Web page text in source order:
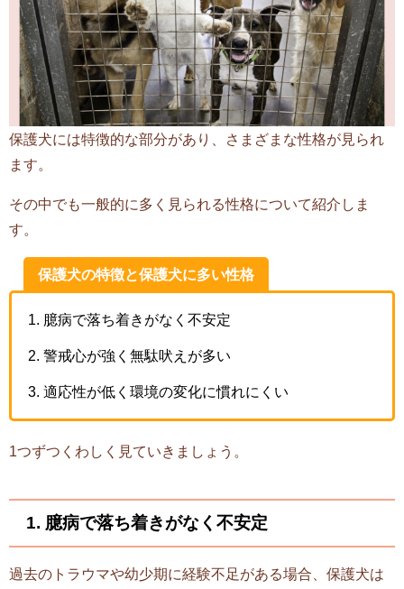
保護犬には特徴的な部分があり、さまざまな性格が見られ
ます。
その中でも一般的に多く見られる性格について紹介しま
す。
保護犬の特徴と保護犬に多い性格
臆病で落ち着きがなく不安定
警戒心が強く無駄吠えが多い
適応性が低く環境の変化に慣れにくい
1つずつくわしく見ていきましょう。
1. 臆病で落ち着きがなく不安定
過去のトラウマや幼少期に経験不足がある場合、保護犬は